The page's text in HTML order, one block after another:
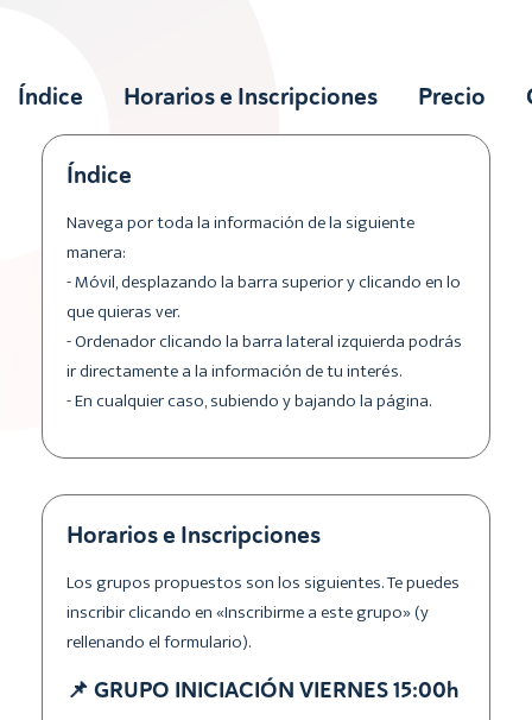
Índice Horarios e Inscripciones Precio
Índice
Navega por toda la información de la siguiente
manera:
- Móvil, desplazando la barra superior y clicando en lo
que quieras ver.
- Ordenador clicando la barra lateral izquierda podrás
ir directamente a la información de tu interés.
- En cualquier caso, subiendo y bajando la página.
Horarios e Inscripciones
Los grupos propuestos son los siguientes. Te puedes
inscribir clicando en «Inscribirme a este grupo» (y
rellenando el formulario).
📌 GRUPO INICIACIÓN VIERNES 15:00h